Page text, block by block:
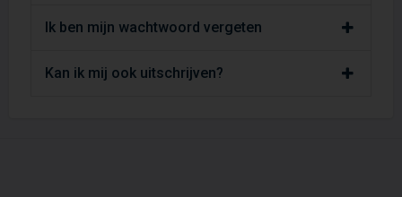
Ik ben mijn wachtwoord vergeten
Kan ik mij ook uitschrijven?